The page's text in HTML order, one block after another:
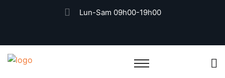
Lun-Sam 09h00-19h00